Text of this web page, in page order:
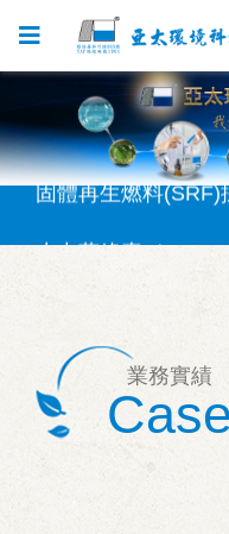
SVOC檢測方法認
固體再生燃料(SRF)
水中葉綠素a(NIEA
固體再生燃料(SRF)
矽酸鹽(NIEA
SVOC檢測方法認證
固體再生燃料(SRF)
業務實績
Case